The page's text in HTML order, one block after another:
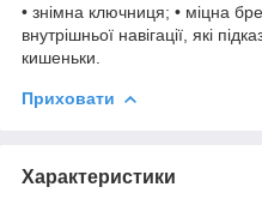
• знімна ключниця; • міцна
внутрішньої навігації, які
кишеньки.
Приховати
Характеристики